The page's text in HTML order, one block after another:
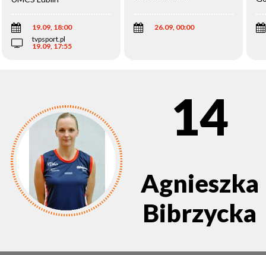
19.09, 18:00
tvpsport.pl
19.09, 17:55
26.09, 00:00
14
Agnieszka
Bibrzycka